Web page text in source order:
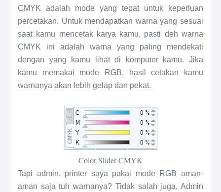
CMYK adalah mode yang tepat untuk keperluan
percetakan. Untuk mendapatkan warna yang sesuai
saat kamu mencetak karya kamu, pasti deh warna
CMYK ini adalah warna yang paling mendekati
dengan yang kamu lihat di komputer kamu. Jika
kamu memakai mode RGB, hasil cetakan kamu
warnanya akan lebih gelap dan pekat.
Color Slider CMYK
Tapi admin, printer saya pakai mode RGB aman-
aman saja tuh warnanya? Tidak salah juga, Admin